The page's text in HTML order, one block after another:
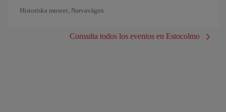
Historiska museet, Narvavägen
Consulta todos los eventos en Estocolmo